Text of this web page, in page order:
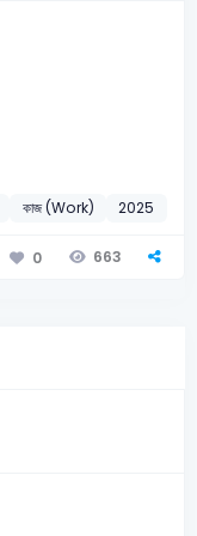
কাজ (Work) 2025
0 663